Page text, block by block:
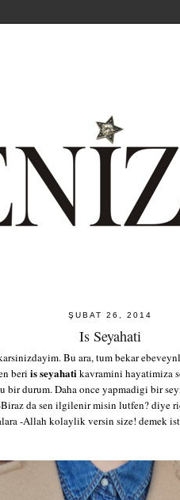
ŞUBAT 26, 2014
Is Seyahati
Bu ara, tum bekar
beri is seyahatikavramini hayatimiza
durum. Daha once yapmadigi bir
da sen ilgilenir misin lutfen?
-Allah kolaylik versin size! demek